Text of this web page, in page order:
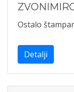
Ostalo
Detalji